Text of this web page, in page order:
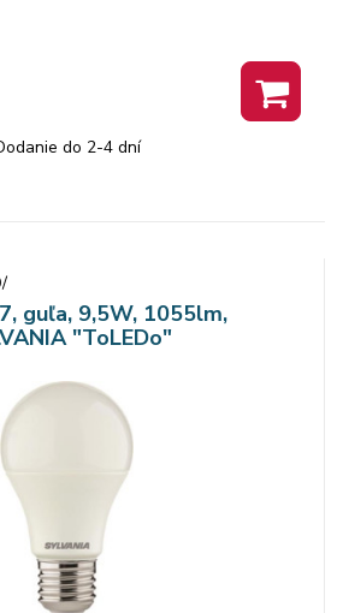
do 2-4 dní
guľa, 9,5W, 1055lm,
"ToLEDo"